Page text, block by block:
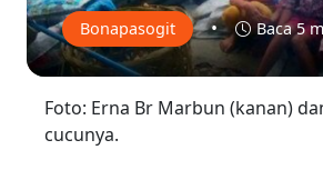
Bonapasogit • Baca 5
Foto: Erna Br Marbun (kanan)
cucunya.